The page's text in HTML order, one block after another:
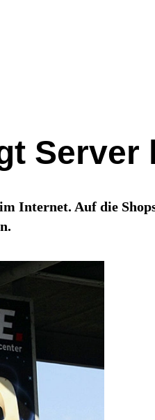
Server
Internet. Auf die